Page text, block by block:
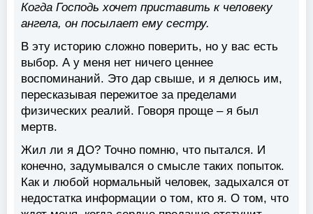
Когда Господь хочет приставить к человеку
ангела, он посылает ему сестру.
В эту историю сложно поверить, но у вас есть
выбор. А у меня нет ничего ценнее
воспоминаний. Это дар свыше, и я делюсь им,
пересказывая пережитое за пределами
физических реалий. Говоря проще – я был
мертв.
Жил ли я ДО? Точно помню, что пытался. И
конечно, задумывался о смысле таких попыток.
Как и любой нормальный человек, задыхался от
недостатка информации о том, кто я. О том, что